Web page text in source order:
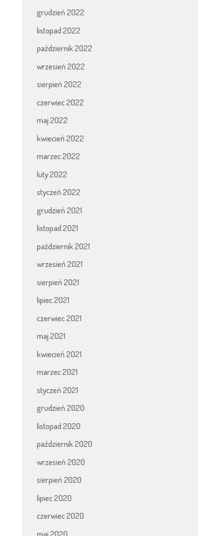
grudzień 2022
listopad 2022
październik 2022
wrzesień 2022
sierpień 2022
czerwiec 2022
maj 2022
kwiecień 2022
marzec 2022
luty 2022
styczeń 2022
grudzień 2021
listopad 2021
październik 2021
wrzesień 2021
sierpień 2021
lipiec 2021
czerwiec 2021
maj 2021
kwiecień 2021
marzec 2021
styczeń 2021
grudzień 2020
listopad 2020
październik 2020
wrzesień 2020
sierpień 2020
lipiec 2020
czerwiec 2020
maj 2020